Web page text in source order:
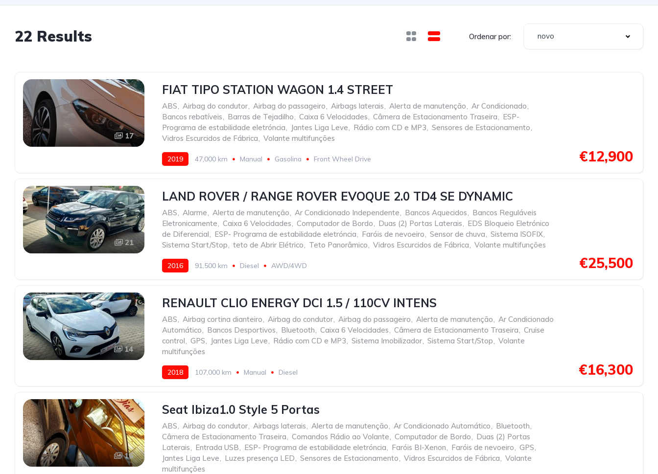
22 Results Ordenar por: novo
17
FIAT TIPO STATION WAGON 1.4 STREET
ABS, Airbag do condutor, Airbag do passageiro, Airbags laterais, Alerta de manutenção, Ar Condicionado,
Bancos rebatíveis, Barras de Tejadilho, Caixa 6 Velocidades, Câmera de Estacionamento Traseira, ESP-
Programa de estabilidade eletróncia, Jantes Liga Leve, Rádio com CD e MP3, Sensores de Estacionamento,
Vidros Escurcidos de Fábrica, Volante multifunções
2019 47,000 km Manual Gasolina Front Wheel Drive €12,900
21
LAND ROVER / RANGE ROVER EVOQUE 2.0 TD4 SE DYNAMIC
ABS, Alarme, Alerta de manutenção, Ar Condicionado Independente, Bancos Aquecidos, Bancos Reguláveis
Eletronicamente, Caixa 6 Velocidades, Computador de Bordo, Duas (2) Portas Laterais, EDS Bloqueio Eletrónico
de Diferencial, ESP- Programa de estabilidade eletróncia, Faróis de nevoeiro, Sensor de chuva, Sistema ISOFIX,
Sistema Start/Stop, teto de Abrir Elétrico, Teto Panorâmico, Vidros Escurcidos de Fábrica, Volante multifunções
2016 91,500 km Diesel AWD/4WD €25,500
14
RENAULT CLIO ENERGY DCI 1.5 / 110CV INTENS
ABS, Airbag cortina dianteiro, Airbag do condutor, Airbag do passageiro, Alerta de manutenção, Ar Condicionado
Automático, Bancos Desportivos, Bluetooth, Caixa 6 Velocidades, Câmera de Estacionamento Traseira, Cruise
control, GPS, Jantes Liga Leve, Rádio com CD e MP3, Sistema Imobilizador, Sistema Start/Stop, Volante
multifunções
2018 107,000 km Manual Diesel €16,300
16
Seat Ibiza1.0 Style 5 Portas
ABS, Airbag do condutor, Airbags laterais, Alerta de manutenção, Ar Condicionado Automático, Bluetooth,
Câmera de Estacionamento Traseira, Comandos Rádio ao Volante, Computador de Bordo, Duas (2) Portas
Laterais, Entrada USB, ESP- Programa de estabilidade eletróncia, Faróis BI-Xenon, Faróis de nevoeiro, GPS,
Jantes Liga Leve, Luzes presença LED, Sensores de Estacionamento, Vidros Escurcidos de Fábrica, Volante
multifunções